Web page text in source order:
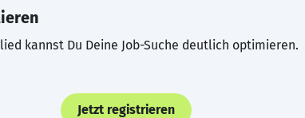
kannst Du Deine Job-Suche deutlich optimieren.
Jetzt registrieren